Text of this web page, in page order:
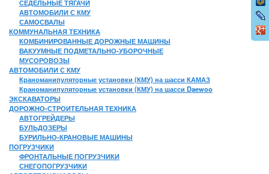
СЕДЕЛЬНЫЕ ТЯГАЧИ
АВТОМОБИЛИ С КМУ
САМОСВАЛЫ
КОММУНАЛЬНАЯ ТЕХНИКА
КОМБИНИРОВАННЫЕ ДОРОЖНЫЕ МАШИНЫ
ВАКУУМНЫЕ ПОДМЕТАЛЬНО-УБОРОЧНЫЕ
МУСОРОВОЗЫ
АВТОМОБИЛИ С КМУ
Краноманипуляторные установки (КМУ) на шасси КАМАЗ
Краноманипуляторные установки (КМУ) на шасси Daewoo
ЭКСКАВАТОРЫ
ДОРОЖНО-СТРОИТЕЛЬНАЯ ТЕХНИКА
АВТОГРЕЙДЕРЫ
БУЛЬДОЗЕРЫ
БУРИЛЬНО-КРАНОВЫЕ МАШИНЫ
ПОГРУЗЧИКИ
ФРОНТАЛЬНЫЕ ПОГРУЗЧИКИ
СНЕГОПОГРУЗЧИКИ